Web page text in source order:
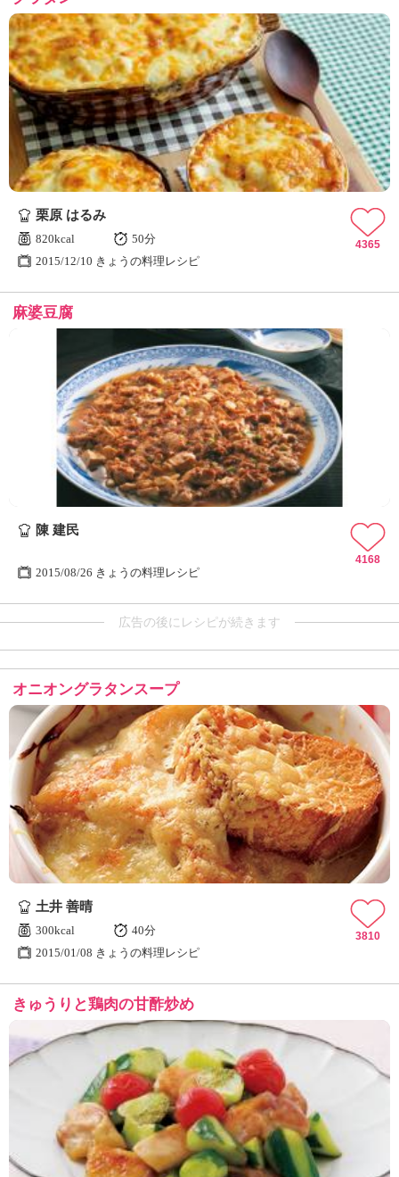
栗原 はるみ
820kcal
50分
2015/12/10 きょうの料理レシピ
4365
麻婆豆腐
陳 建民
2015/08/26 きょうの料理レシピ
4168
広告の後にレシピが続きます
オニオングラタンスープ
土井 善晴
300kcal
40分
2015/01/08 きょうの料理レシピ
3810
きゅうりと鶏肉の甘酢炒め